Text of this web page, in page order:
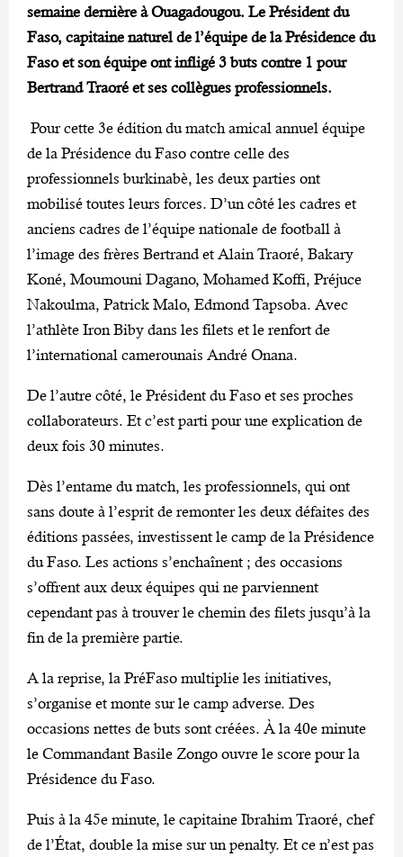
semaine dernière à Ouagadougou. Le Président du
Faso, capitaine naturel de l’équipe de la Présidence du
Faso et son équipe ont infligé 3 buts contre 1 pour
Bertrand Traoré et ses collègues professionnels.
Pour cette 3e édition du match amical annuel équipe
de la Présidence du Faso contre celle des
professionnels burkinabè, les deux parties ont
mobilisé toutes leurs forces. D’un côté les cadres et
anciens cadres de l’équipe nationale de football à
l’image des frères Bertrand et Alain Traoré, Bakary
Koné, Moumouni Dagano, Mohamed Koffi, Préjuce
Nakoulma, Patrick Malo, Edmond Tapsoba. Avec
l’athlète Iron Biby dans les filets et le renfort de
l’international camerounais André Onana.
De l’autre côté, le Président du Faso et ses proches
collaborateurs. Et c’est parti pour une explication de
deux fois 30 minutes.
Dès l’entame du match, les professionnels, qui ont
sans doute à l’esprit de remonter les deux défaites des
éditions passées, investissent le camp de la Présidence
du Faso. Les actions s’enchaînent ; des occasions
s’offrent aux deux équipes qui ne parviennent
cependant pas à trouver le chemin des filets jusqu’à la
fin de la première partie.
A la reprise, la PréFaso multiplie les initiatives,
s’organise et monte sur le camp adverse. Des
occasions nettes de buts sont créées. À la 40e minute
le Commandant Basile Zongo ouvre le score pour la
Présidence du Faso.
Puis à la 45e minute, le capitaine Ibrahim Traoré, chef
de l’État, double la mise sur un penalty. Et ce n’est pas